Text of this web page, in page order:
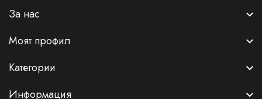
За нас
Моят профил
Категории
Информация